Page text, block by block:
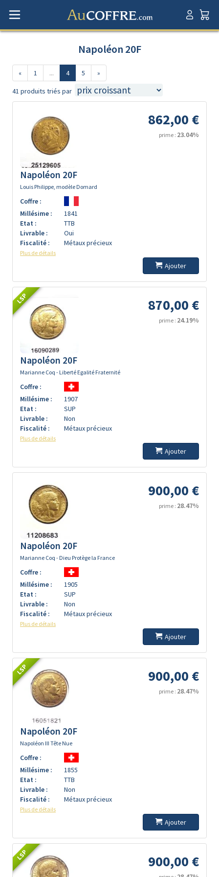
Napoléon 20F
« 1 ... 4 5 »
41 produits triés par
862,00 €
prime : 23.04%
Napoléon 20F
Louis Philippe, modèle Domard
Coffre :
Millésime :
1841
Etat :
TTB
Livrable :
Oui
Fiscalité :
Métaux précieux
Plus de détails
Ajouter
LSP 870,00 €
prime : 24.19%
Napoléon 20F
Marianne Coq - Liberté Egalité Fraternité
Coffre :
Millésime :
1907
Etat :
SUP
Livrable :
Non
Fiscalité :
Métaux précieux
Plus de détails
Ajouter
900,00 €
prime : 28.47%
Napoléon 20F
Marianne Coq - Dieu Protège la France
Coffre :
Millésime :
1905
Etat :
SUP
Livrable :
Non
Fiscalité :
Métaux précieux
Plus de détails
Ajouter
LSP 900,00 €
prime : 28.47%
Napoléon 20F
Napoléon III Tête Nue
Coffre :
Millésime :
1855
Etat :
TTB
Livrable :
Non
Fiscalité :
Métaux précieux
Plus de détails
Ajouter
LSP 900,00 €